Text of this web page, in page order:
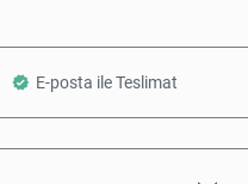
E-posta ile Teslimat